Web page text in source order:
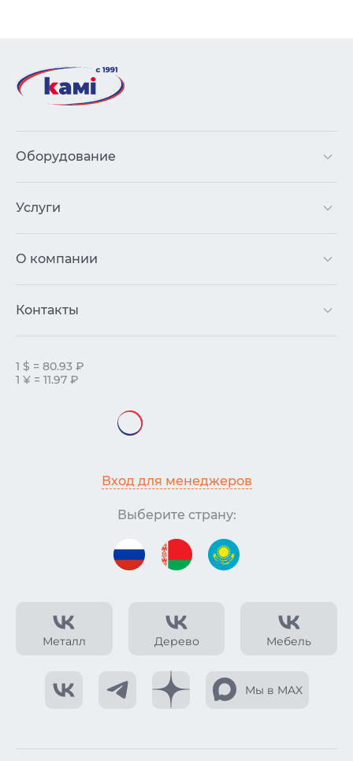
Металл Дерево Мебель
Мы в MAX
Оборудование
Услуги
О компании
Контакты
1 $ = 80.93 ₽
1 ¥ = 11.97 ₽
Вход для менеджеров
Выберите страну: